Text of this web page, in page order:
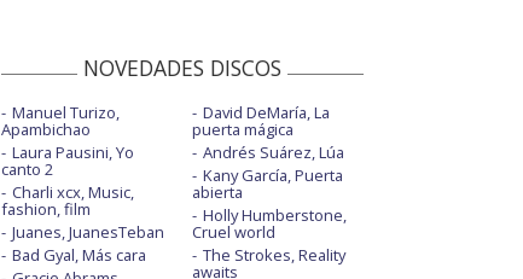
NOVEDADES DISCOS
Manuel Turizo,
Apambichao
Laura Pausini, Yo
canto 2
Charli xcx, Music,
fashion, film
Juanes, JuanesTeban
Bad Gyal, Más cara
David DeMaría, La
puerta mágica
Andrés Suárez, Lúa
Kany García, Puerta
abierta
Holly Humberstone,
Cruel world
The Strokes, Reality
awaits